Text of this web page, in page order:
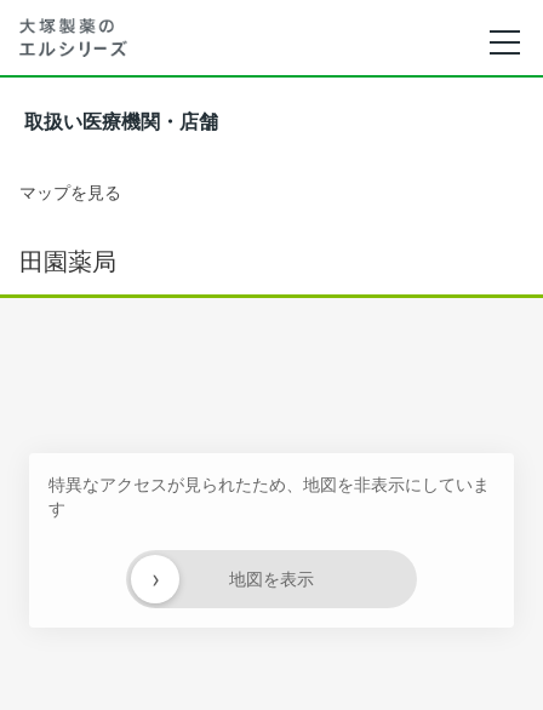
取扱い医療機関・店舗
マップを見る
田園薬局
特異なアクセスが見られたため、地図を非表示にしていま
す
地図を表示
›